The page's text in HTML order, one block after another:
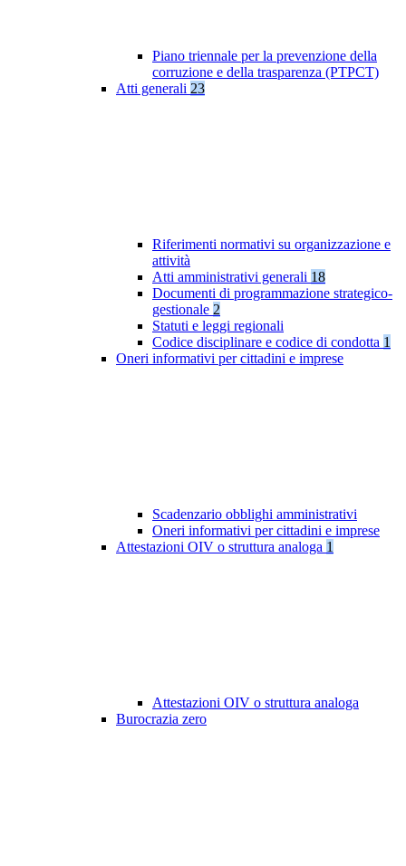
Piano triennale per la prevenzione della
corruzione e della trasparenza (PTPCT)
Atti generali 23
Riferimenti normativi su organizzazione e
attività
Atti amministrativi generali 18
Documenti di programmazione strategico-
gestionale 2
Statuti e leggi regionali
Codice disciplinare e codice di condotta 1
Oneri informativi per cittadini e imprese
Scadenzario obblighi amministrativi
Oneri informativi per cittadini e imprese
Attestazioni OIV o struttura analoga 1
Attestazioni OIV o struttura analoga
Burocrazia zero